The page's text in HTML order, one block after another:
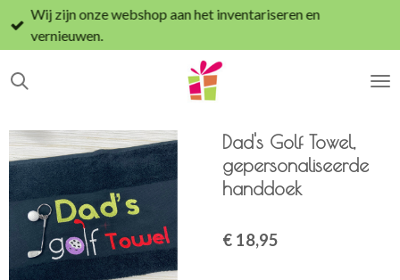
Ga
direct
de
Wij zijn onze webshop aan het inventariseren en
vernieuwen.
Dad's Golf Towel,
gepersonaliseerde
handdoek
€ 18,95